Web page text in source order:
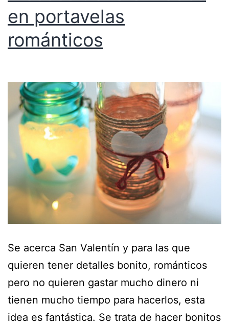
en portavelas
románticos
Se acerca San Valentín y para las que
quieren tener detalles bonito, románticos
pero no quieren gastar mucho dinero ni
tienen mucho tiempo para hacerlos, esta
idea es fantástica. Se trata de hacer bonitos